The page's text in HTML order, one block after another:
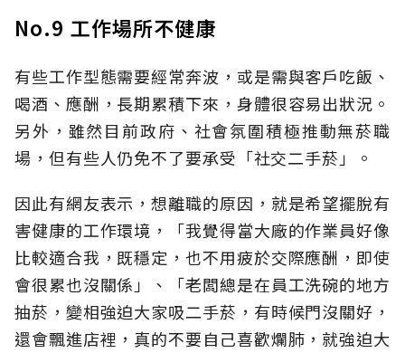
No.9 工作場所不健康
有些工作型態需要經常奔波，或是需與客戶吃飯、
喝酒、應酬，長期累積下來，身體很容易出狀況。
另外，雖然目前政府、社會氛圍積極推動無菸職
場，但有些人仍免不了要承受「社交二手菸」。
因此有網友表示，想離職的原因，就是希望擺脫有
害健康的工作環境，「我覺得當大廠的作業員好像
比較適合我，既穩定，也不用疲於交際應酬，即使
會很累也沒關係」、「老闆總是在員工洗碗的地方
抽菸，變相強迫大家吸二手菸，有時候門沒關好，
還會飄進店裡，真的不要自己喜歡爛肺，就強迫大